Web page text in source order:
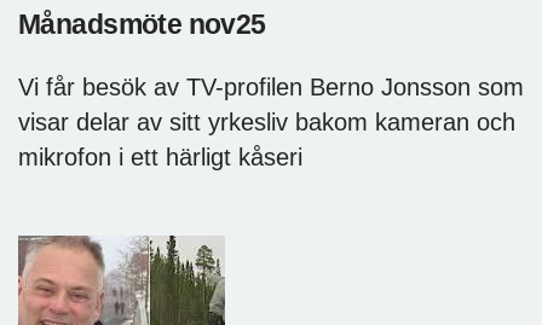
Månadsmöte nov25
Vi får besök av TV-profilen Berno Jonsson som
visar delar av sitt yrkesliv bakom kameran och
mikrofon i ett härligt kåseri